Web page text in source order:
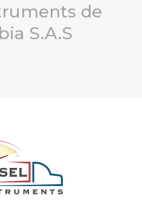
de
S.A.S